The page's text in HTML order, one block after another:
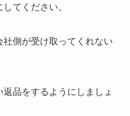
てください。
側が受け取ってくれない
品をするようにしましょ